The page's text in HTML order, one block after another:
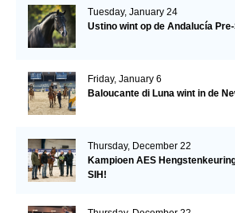
Tuesday, January 24
Ustino wint op de Andalucía
Friday, January 6
Baloucante di Luna wint in de
Thursday, December 22
Kampioen AES
SIH!